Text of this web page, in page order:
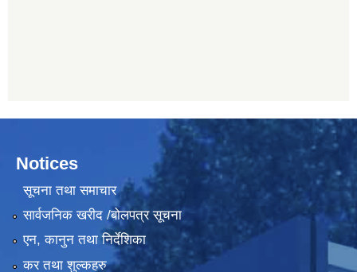
Notices
सूचना तथा समाचार
सार्वजनिक खरीद /बोलपत्र सूचना
एन, कानुन तथा निर्देशिका
कर तथा शुल्कहरु